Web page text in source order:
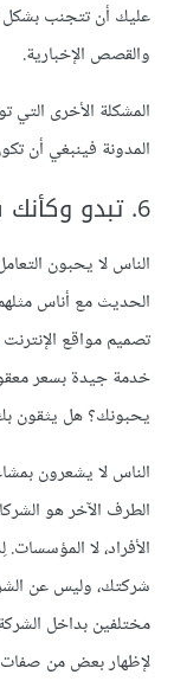
عليك أن تتجنب بشكل
والقصص الإخبارية.
المشكلة الأخرى التي
المدونة فينبغي أن
6. تبدو وكأنك شركة مجهولة الهوية
الناس لا يحبون
الحديث مع أناس
تصميم مواقع
خدمة جيدة بسعر
يحبونك؟ هل يثقون
الناس لا يشعرون
الطرف الآخر هو
الأفراد، لا
شركتك، وليس عن
مختلفين بداخل
لإظهار بعض من صفات